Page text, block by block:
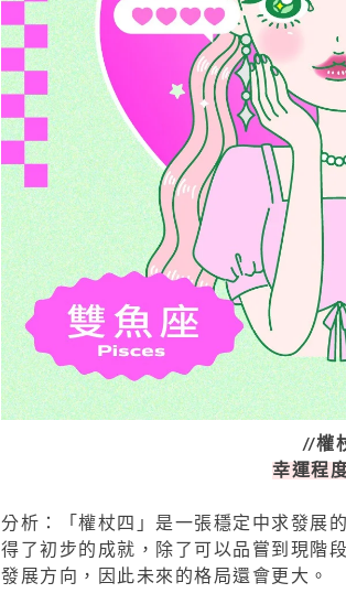
//權
幸運程
分析：「權杖四」是一張穩定中求發展
得了初步的成就，除了可以品嘗到現階
發展方向，因此未來的格局還會更大。